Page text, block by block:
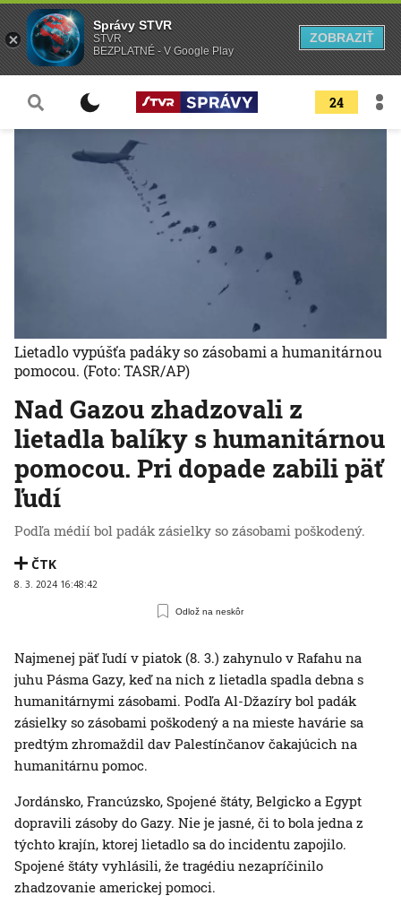
24
Nad Gazou zhadzovali z
lietadla balíky s humanitárnou
pomocou. Pri dopade zabili päť
ľudí
Podľa médií bol padák zásielky so zásobami poškodený.
ČTK
8. 3. 2024 16:48:42
Odlož na neskôr
Lietadlo vypúšťa padáky so zásobami a humanitárnou
pomocou. (Foto: TASR/AP)
Najmenej päť ľudí v piatok (8. 3.) zahynulo v Rafahu na
juhu Pásma Gazy, keď na nich z lietadla spadla debna s
humanitárnymi zásobami. Podľa Al-Džazíry bol padák
zásielky so zásobami poškodený a na mieste havárie sa
predtým zhromaždil dav Palestínčanov čakajúcich na
humanitárnu pomoc.
Jordánsko, Francúzsko, Spojené štáty, Belgicko a Egypt
dopravili zásoby do Gazy. Nie je jasné, či to bola jedna z
týchto krajín, ktorej lietadlo sa do incidentu zapojilo.
Spojené štáty vyhlásili, že tragédiu nezapríčinilo
zhadzovanie americkej pomoci.
Správy STVR
STVR
BEZPLATNÉ - V Google Play
ZOBRAZIŤ